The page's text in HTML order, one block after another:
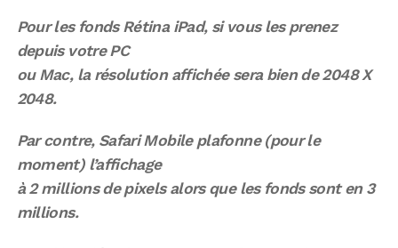
Pour les fonds Rétina iPad, si vous les prenez
depuis votre PC
ou Mac, la résolution affichée sera bien de 2048 X
2048.
Par contre, Safari Mobile plafonne (pour le
moment) l’affichage
à 2 millions de pixels alors que les fonds sont en 3
millions.